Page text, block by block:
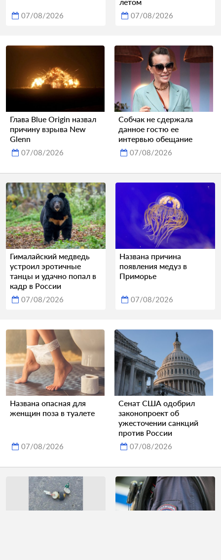
07/08/2026 07/08/2026
Глава Blue Origin назвал
причину взрыва New
Glenn
07/08/2026
Собчак не сдержала
данное гостю ее
интервью обещание
07/08/2026
Гималайский медведь
устроил эротичные
танцы и удачно попал в
кадр в России
07/08/2026
Названа причина
появления медуз в
Приморье
07/08/2026
Названа опасная для
женщин поза в туалете
07/08/2026
Сенат США одобрил
законопроект об
ужесточении санкций
против России
07/08/2026